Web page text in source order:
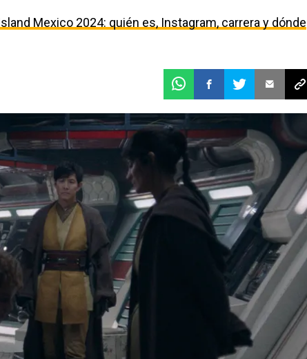
Mexico 2024: quién es, Instagram, carrera y dónde